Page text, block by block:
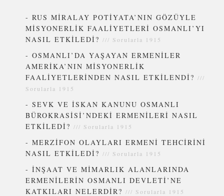
-RUS MİRALAY POTİYATA’NIN GÖZÜYLE
MİSYONERLİK FAALİYETLERİ OSMANLI’YI
NASIL ETKİLEDİ? /// Sorularla 1915
-OSMANLI’DA YAŞAYAN ERMENİLER
AMERİKA’NIN MİSYONERLİK
FAALİYETLERİNDEN NASIL ETKİLENDİ? ///
Sorularla 1915
-SEVK VE İSKAN KANUNU OSMANLI
BÜROKRASİSİ’NDEKİ ERMENİLERİ NASIL
ETKİLEDİ? /// Sorularla 1915
-MERZİFON OLAYLARI ERMENİ TEHCİRİNİ
NASIL ETKİLEDİ? /// Sorularla 1915
-İNŞAAT VE MİMARLIK ALANLARINDA
ERMENİLERİN OSMANLI DEVLETİ’NE
KATKILARI NELERDİR? /// Sorularla 1915